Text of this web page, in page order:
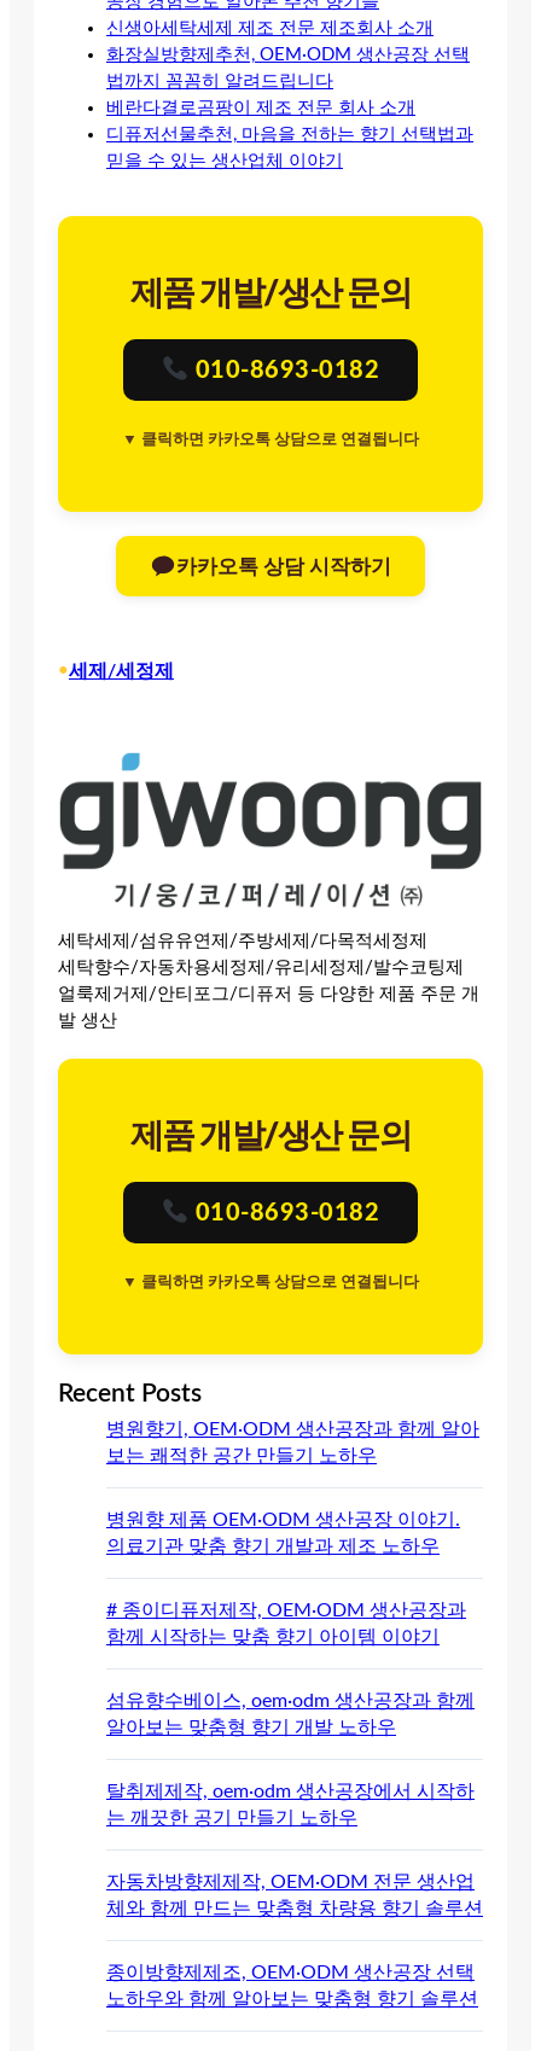
신생아세탁세제 제조 전문 제조회사 소개
화장실방향제추천, OEM·ODM 생산공장 선택
법까지 꼼꼼히 알려드립니다
베란다결로곰팡이 제조 전문 회사 소개
디퓨저선물추천, 마음을 전하는 향기 선택법과
믿을 수 있는 생산업체 이야기
제품 개발/생산 문의
010-8693-0182
▼ 클릭하면 카카오톡 상담으로 연결됩니다
카카오톡 상담 시작하기
•세제/세정제
세탁세제/섬유유연제/주방세제/다목적세정제
세탁향수/자동차용세정제/유리세정제/발수코팅제
얼룩제거제/안티포그/디퓨저 등 다양한 제품 주문 개
발 생산
제품 개발/생산 문의
010-8693-0182
▼ 클릭하면 카카오톡 상담으로 연결됩니다
Recent Posts
병원향기, OEM·ODM 생산공장과 함께 알아
보는 쾌적한 공간 만들기 노하우
병원향 제품 OEM·ODM 생산공장 이야기.
의료기관 맞춤 향기 개발과 제조 노하우
# 종이디퓨저제작, OEM·ODM 생산공장과
함께 시작하는 맞춤 향기 아이템 이야기
섬유향수베이스, oem·odm 생산공장과 함께
알아보는 맞춤형 향기 개발 노하우
탈취제제작, oem·odm 생산공장에서 시작하
는 깨끗한 공기 만들기 노하우
자동차방향제제작, OEM·ODM 전문 생산업
체와 함께 만드는 맞춤형 차량용 향기 솔루션
종이방향제제조, OEM·ODM 생산공장 선택
노하우와 함께 알아보는 맞춤형 향기 솔루션